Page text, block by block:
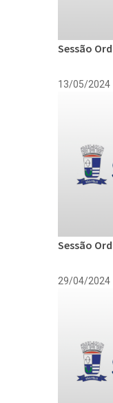
Sessão
13/05/2024
Sessão
29/04/2024